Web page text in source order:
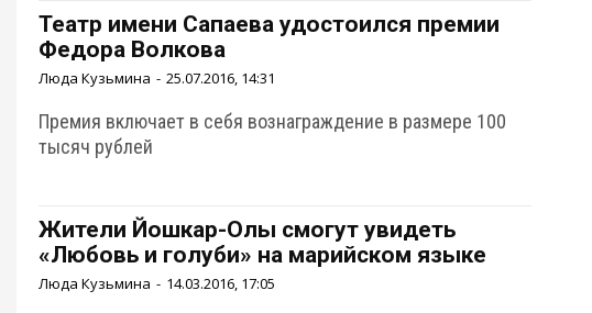
Театр имени Сапаева удостоился премии
Федора Волкова
Люда Кузьмина - 25.07.2016, 14:31
Премия включает в себя вознаграждение в размере 100
тысяч рублей
Жители Йошкар-Олы смогут увидеть
«Любовь и голуби» на марийском языке
Люда Кузьмина - 14.03.2016, 17:05